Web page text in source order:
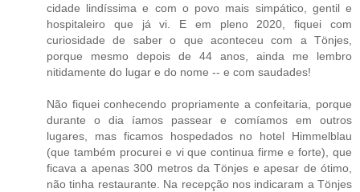
cidade lindíssima e com o povo mais simpático, gentil e
hospitaleiro que já vi. E em pleno 2020, fiquei com
curiosidade de saber o que aconteceu com a Tönjes,
porque mesmo depois de 44 anos, ainda me lembro
nitidamente do lugar e do nome -- e com saudades!
Não fiquei conhecendo propriamente a confeitaria, porque
durante o dia íamos passear e comíamos em outros
lugares, mas ficamos hospedados no hotel Himmelblau
(que também procurei e vi que continua firme e forte), que
ficava a apenas 300 metros da Tönjes e apesar de ótimo,
não tinha restaurante. Na recepção nos indicaram a Tönjes